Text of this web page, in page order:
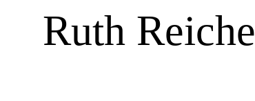
Ruth Reiche